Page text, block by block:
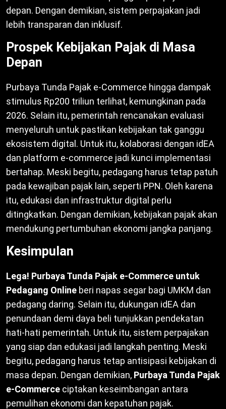
depan. Dengan demikian, sistem perpajakan jadi
lebih transparan dan inklusif.
Prospek Kebijakan Pajak di Masa
Depan
Purbaya Tunda Pajak e-Commerce hingga dampak
stimulus Rp200 triliun terlihat, kemungkinan pada
2026. Selain itu, pemerintah rencanakan evaluasi
menyeluruh untuk pastikan kebijakan tak ganggu
ekosistem digital. Untuk itu, kolaborasi dengan idEA
dan platform e-commerce jadi kunci implementasi
bertahap. Meski begitu, pedagang harus tetap patuh
pada kewajiban pajak lain, seperti PPN. Oleh karena
itu, edukasi dan infrastruktur digital perlu
ditingkatkan. Dengan demikian, kebijakan pajak akan
mendukung pertumbuhan ekonomi jangka panjang.
Kesimpulan
Lega! Purbaya Tunda Pajak e-Commerce untuk
Pedagang Online beri napas segar bagi UMKM dan
pedagang daring. Selain itu, dukungan idEA dan
penundaan demi daya beli tunjukkan pendekatan
hati-hati pemerintah. Untuk itu, sistem perpajakan
yang siap dan edukasi jadi langkah penting. Meski
begitu, pedagang harus tetap antisipasi kebijakan di
masa depan. Dengan demikian, Purbaya Tunda Pajak
e-Commerce ciptakan keseimbangan antara
pemulihan ekonomi dan kepatuhan pajak.